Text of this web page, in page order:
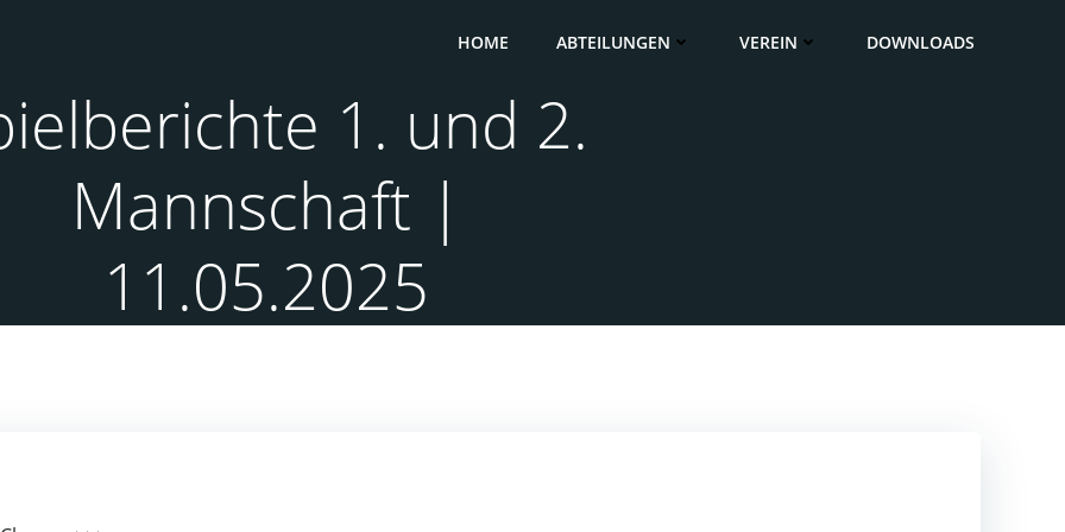
HOME ABTEILUNGEN VEREIN DOWNLOADS
1. und 2.
Mannschaft |
11.05.2025